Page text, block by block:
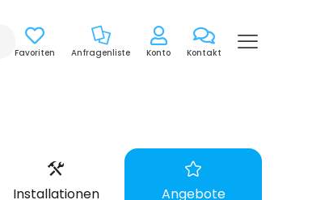
Favoriten Anfragenliste Konto Kontakt
Installationen Angebote